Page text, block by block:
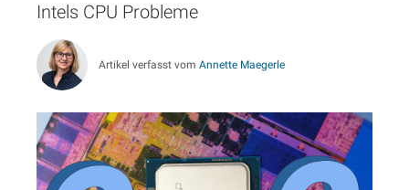
Intels CPU Probleme
Artikel verfasst vom Annette Maegerle